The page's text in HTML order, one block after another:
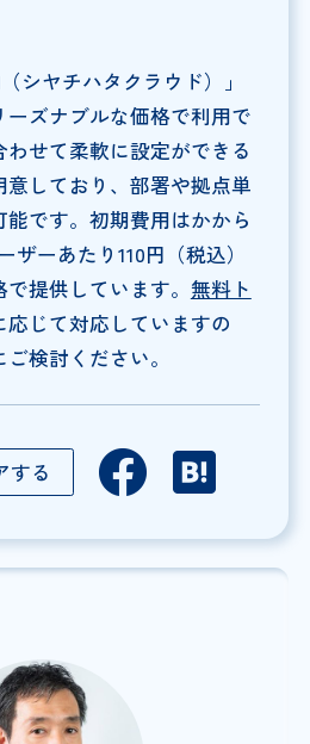
シヤチハタクラウド）」
ーズナブルな価格で利用で
せて柔軟に設定ができる
意しており、部署や拠点単
です。初期費用はかから
ザーあたり110円（税込）
提供しています。 無料ト
応じて対応していますの
検討ください。
する